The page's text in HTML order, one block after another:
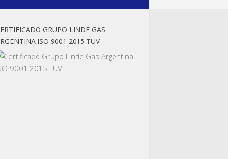
GRUPO LINDE GAS
ISO 9001 2015 TÜV